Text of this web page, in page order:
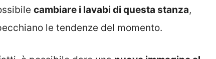
cambiare i lavabi di questa stanza,
le tendenze del momento.